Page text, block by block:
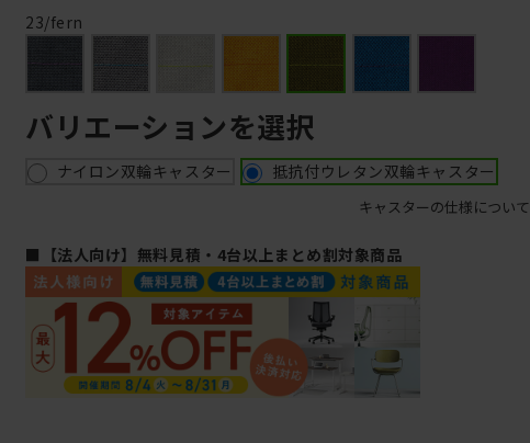
23/fern
バリエーションを選択
ナイロン双輪キャスター 抵抗付ウレタン双輪キャスター
キャスターの仕様について
■【法人向け】無料見積・4台以上まとめ割対象商品